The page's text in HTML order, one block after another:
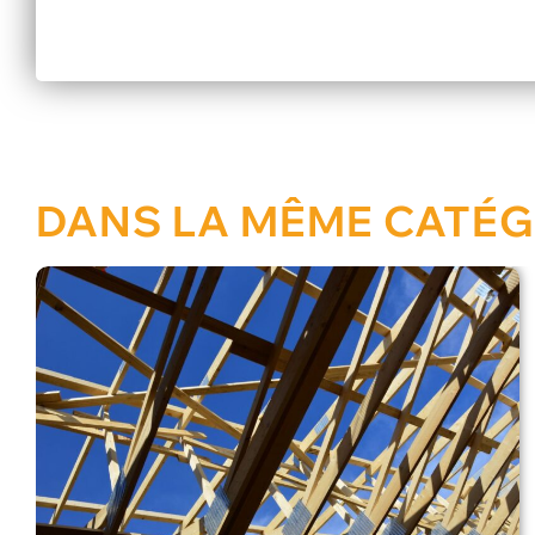
DANS LA MÊME